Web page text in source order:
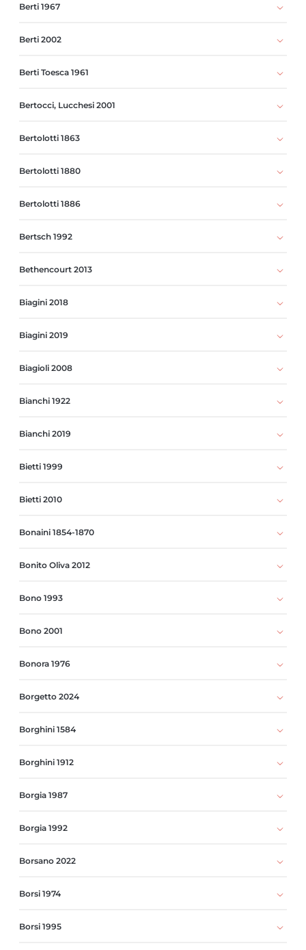
Berti 1967
Berti 2002
Berti Toesca 1961
Bertocci, Lucchesi 2001
Bertolotti 1863
Bertolotti 1880
Bertolotti 1886
Bertsch 1992
Bethencourt 2013
Biagini 2018
Biagini 2019
Biagioli 2008
Bianchi 1922
Bianchi 2019
Bietti 1999
Bietti 2010
Bonaini 1854-1870
Bonito Oliva 2012
Bono 1993
Bono 2001
Bonora 1976
Borgetto 2024
Borghini 1584
Borghini 1912
Borgia 1987
Borgia 1992
Borsano 2022
Borsi 1974
Borsi 1995